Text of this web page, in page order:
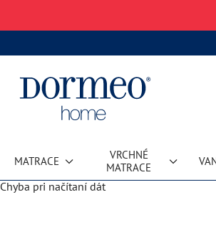
MATRACE
VRCHNÉ
MATRACE
Chyba pri načítaní dát